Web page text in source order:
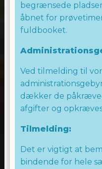
Laila Allingham
begrænsede
åbnet for
fuldbooket.
Ved tilmelding til
dækker de
afgifter og
Tilmelding:
Det er vigtigt at
bindende for hele